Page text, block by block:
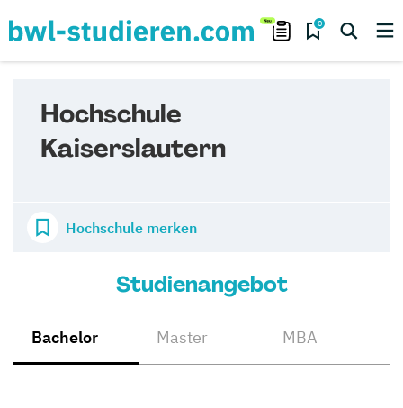
0
Hochschule
Kaiserslautern
Hochschule merken
Studienangebot
Bachelor Master MBA